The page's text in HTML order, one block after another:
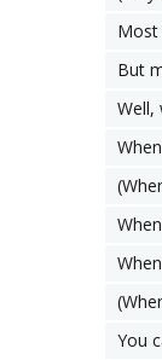
Most
But
Well,
You